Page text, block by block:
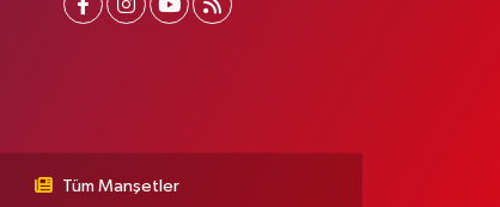
Tüm Manşetler